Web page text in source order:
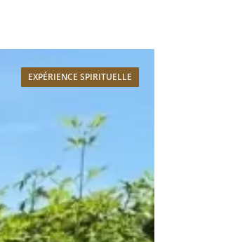
EXPÉRIENCE SPIRITUELLE